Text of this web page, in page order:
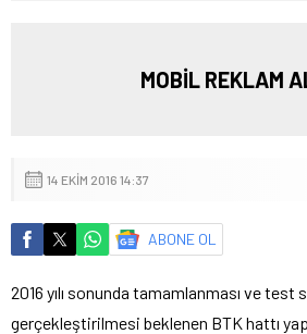
MOBİL REKLAM
14 EKIM 2016 14:37
ABONE OL
2016 yılı sonunda tamamlanması ve test
gerçekleştirilmesi beklenen BTK hattı